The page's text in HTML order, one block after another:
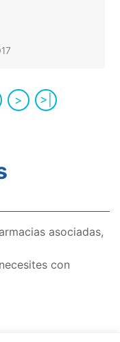
> >|
asociadas,
con